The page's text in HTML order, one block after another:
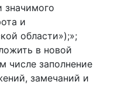
значимого
и
области»);»;
в новой
числе заполнение
замечаний и